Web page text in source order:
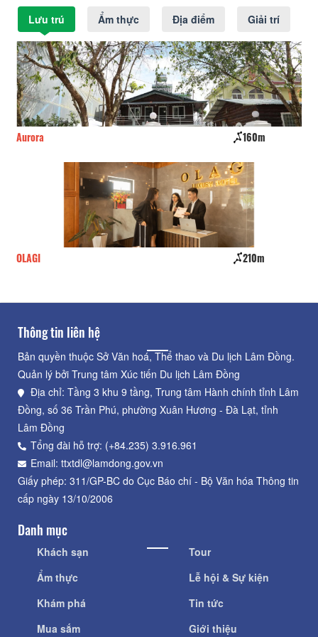
Lưu trú Ẩm thực Địa điểm Giải trí
Aurora 160m
OLAGI 210m
Thông tin liên hệ
Bản quyền thuộc Sở Văn hoá, Thể thao và Du lịch Lâm Đồng.
Quản lý bởi Trung tâm Xúc tiến Du lịch Lâm Đồng
Địa chỉ: Tầng 3 khu 9 tầng, Trung tâm Hành chính tỉnh Lâm
Đồng, số 36 Trần Phú, phường Xuân Hương - Đà Lạt, tỉnh
Lâm Đồng
Tổng đài hỗ trợ: (+84.235) 3.916.961
Email: ttxtdl@lamdong.gov.vn
Giấy phép: 311/GP-BC do Cục Báo chí - Bộ Văn hóa Thông tin
cấp ngày 13/10/2006
Danh mục
Khách sạn
Ẩm thực
Khám phá
Mua sắm
Tour
Lễ hội & Sự kiện
Tin tức
Giới thiệu